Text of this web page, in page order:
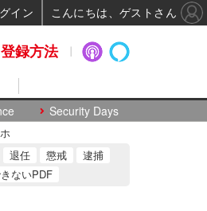
Security Days
退任 懲戒
逮捕
ないPDF
録方法
イン こんにちは、ゲストさん